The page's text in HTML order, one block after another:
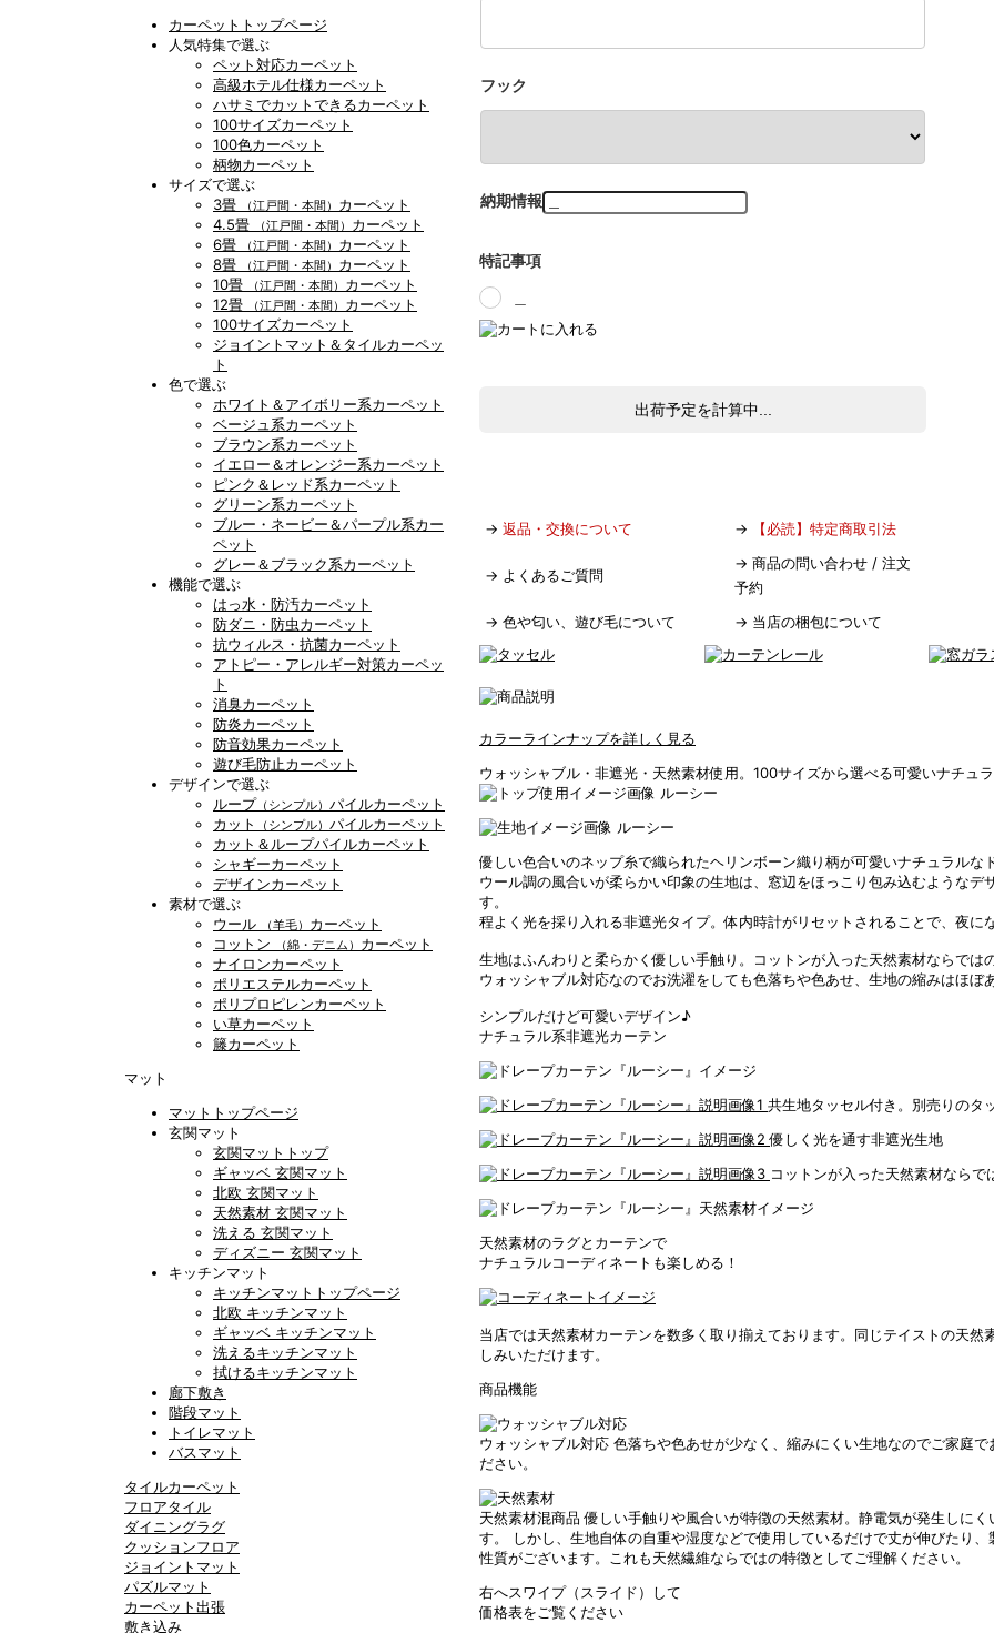
カーペットトップページ
人気特集で選ぶ
ペット対応カーペット
高級ホテル仕様カーペット
ハサミでカットできるカーペット
100サイズカーペット
100色カーペット
柄物カーペット
サイズで選ぶ
3畳
（江戸間・本間） カーペット
4.5畳
（江戸間・本間） カーペット
6畳
（江戸間・本間） カーペット
8畳
（江戸間・本間） カーペット
10畳
（江戸間・本間） カーペット
12畳
（江戸間・本間） カーペット
100サイズカーペット
ジョイントマット＆タイルカーペッ
ト
色で選ぶ
ホワイト＆アイボリー系カーペット
ベージュ系カーペット
ブラウン系カーペット
イエロー＆オレンジー系カーペット
ピンク＆レッド系カーペット
グリーン系カーペット
ブルー・ネービー＆パープル系カー
ペット
グレー＆ブラック系カーペット
機能で選ぶ
はっ水・防汚カーペット
防ダニ・防虫カーペット
抗ウィルス・抗菌カーペット
アトピー・アレルギー対策カーペッ
ト
消臭カーペット
防炎カーペット
防音効果カーペット
遊び毛防止カーペット
デザインで選ぶ
ループ （シンプル） パイルカーペット
カット
（シンプル） パイルカーペット
カット＆ループパイルカーペット
シャギーカーペット
デザインカーペット
素材で選ぶ
ウール
（羊毛） カーペット
コットン
（綿・デニム） カーペット
ナイロンカーペット
ポリエステルカーペット
ポリプロピレンカーペット
い草カーペット
籐カーペット
マット
マットトップページ
玄関マット
玄関マットトップ
ギャッベ 玄関マット
北欧 玄関マット
天然素材 玄関マット
洗える 玄関マット
ディズニー 玄関マット
キッチンマット
キッチンマットトップページ
北欧 キッチンマット
ギャッベ キッチンマット
洗えるキッチンマット
拭けるキッチンマット
廊下敷き
階段マット
トイレマット
バスマット
タイルカーペット
フロアタイル
ダイニングラグ
クッションフロア
ジョイントマット
パズルマット
カーペット出張
敷き込み
フック
納期情報
特記事項
出荷予定を計算中...
→ 返品・交換について → 【必読】特定商取引法
→ よくあるご質問
→ 商品の問い合わせ / 注文
予約
→ 色や匂い、遊び毛について → 当店の梱包について
カラーラインナップを詳しく見る
ウォッシャブル・非遮光・天然素材使用。100サイズから選べる可愛いナチュラ
優しい色合いのネップ糸で織られたヘリンボーン織り柄が可愛いナチュラルな
ウール調の風合いが柔らかい印象の生地は、窓辺をほっこり包み込むような
す。
程よく光を採り入れる非遮光タイプ。体内時計がリセットされることで、夜に
生地はふんわりと柔らかく優しい手触り。コットンが入った天然素材ならでは
ウォッシャブル対応なのでお洗濯をしても色落ちや色あせ、生地の縮みはほぼ
シンプルだけど可愛いデザイン♪
ナチュラル系非遮光カーテン
共生地タッセル付き。別売りのタ
優しく光を通す非遮光生地
コットンが入った天然素材ならで
天然素材のラグとカーテンで
ナチュラルコーディネートも楽しめる！
当店では天然素材カーテンを数多く取り揃えております。同じテイストの天
しみいただけます。
商品機能
ウォッシャブル対応 色落ちや色あせが少なく、縮みにくい生地なのでご家庭
ださい。
天然素材混商品 優しい手触りや風合いが特徴の天然素材。静電気が発生しに
す。 しかし、生地自体の自重や湿度などで使用しているだけで丈が伸びたり
性質がございます。これも天然繊維ならではの特徴としてご理解ください。
右へスワイプ（スライド）して
価格表をご覧ください